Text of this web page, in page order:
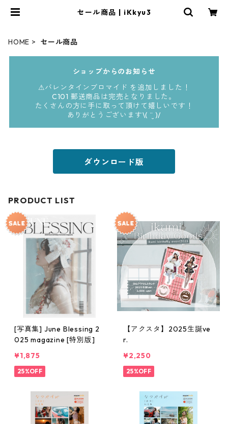
セール商品 | iKkyu3
HOME セール商品
ショップからのお知らせ
⚠︎バレンタインブロマイド を追加しました！
C101 郵送商品は完売となりました。
たくさんの方に手に取って頂けて嬉しいです！
ありがとうございます\( ¨̮ )/
ダウンロード版
PRODUCT LIST
[写真集] June Blessing 2
025 magazine [特別版]
¥1,875
25%OFF
【アクスタ】2025生誕ve
r.
¥2,250
25%OFF